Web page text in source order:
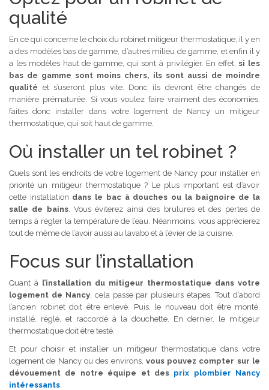
qualité
En ce qui concerne le choix du robinet mitigeur thermostatique, il y en
a des modèles bas de gamme, d’autres milieu de gamme, et enfin il y
a les modèles haut de gamme, qui sont à privilégier. En effet,si les
bas de gamme sont moins chers, ils sont aussi de moindre
qualité et s’useront plus vite. Donc ils devront être changés de
manière prématurée. Si vous voulez faire vraiment des économies,
faites donc installer dans votre logement de Nancy un mitigeur
thermostatique, qui soit haut de gamme.
Où installer un tel robinet ?
Quels sont les endroits de votre logement de Nancy pour installer en
priorité un mitigeur thermostatique ? Le plus important est d’avoir
cette installation dans le bac à douches ou la baignoire de la
salle de bains. Vous éviterez ainsi des brulures et des pertes de
temps à régler la température de l’eau. Néanmoins, vous apprécierez
tout de même de l’avoir aussi au lavabo et à l’évier de la cuisine.
Focus sur l’installation
Quant à l’installation du mitigeur thermostatique dans votre
logement de Nancy, cela passe par plusieurs étapes. Tout d’abord
l’ancien robinet doit être enlevé. Puis, le nouveau doit être monté,
installé, réglé, et raccordé à la douchette. En dernier, le mitigeur
thermostatique doit être testé.
Et pour choisir et installer un mitigeur thermostatique dans votre
logement de Nancy ou des environs, vous pouvez compter sur le
dévouement de notre équipe et des prix plombier Nancy
intéressants